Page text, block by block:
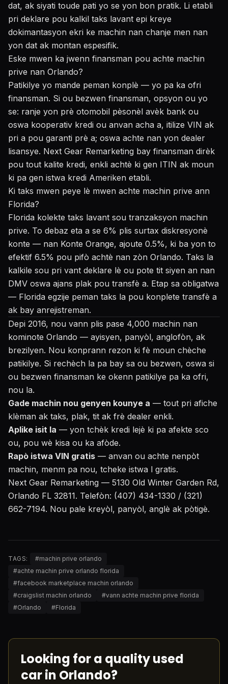
dat, ak siyati toude pati yo se yon bon pratik. Li etabli
pri deklare pou kalkil taks lavant epi kreye
dokimantasyon ekri ke machin nan chanje men nan
yon dat ak montan espesifik.
Eske mwen ka jwenn finansman pou achte machin
prive nan Orlando?
Patikilye yo mande peman konplè — yo pa ka ofri
finansman. Si ou bezwen finansman, opsyon ou yo
se: ranje yon prè otomobil pèsonèl avèk bank ou
oswa kooperativ kredi ou anvan acha a, itilize VIN ak
pri a pou garanti prè a; oswa achte nan yon dealer
lisansye. Next Gear Remarketing bay finansman dirèk
pou tout kalite kredi, enkli achtè ki gen ITIN ak moun
ki pa gen istwa kredi Ameriken etabli.
Ki taks mwen peye lè mwen achte machin prive ann
Florida?
Florida kolekte taks lavant sou tranzaksyon machin
prive. To debaz eta a se 6% plis surtax diskresyonè
konte — nan Konte Orange, ajoute 0.5%, ki ba yon to
efektif 6.5% pou pifò achtè nan zòn Orlando. Taks la
kalkile sou pri vant deklare lè ou pote tit siyen an nan
DMV oswa ajans plak pou transfè a. Etap sa obligatwa
— Florida egzije peman taks la pou konplete transfè a
ak bay anrejistreman.
Depi 2016, nou vann plis pase 4,000 machin nan
kominote Orlando — ayisyen, panyòl, anglofòn, ak
brezilyen. Nou konprann rezon ki fè moun chèche
patikilye. Si rechèch la pa bay sa ou bezwen, oswa si
ou bezwen finansman ke okenn patikilye pa ka ofri,
nou la.
Gade machin nou genyen kounye a — tout pri afiche
klèman ak taks, plak, tit ak frè dealer enkli.
Aplike isit la — yon tchèk kredi lejè ki pa afekte sco
ou, pou wè kisa ou ka afòde.
Rapò istwa VIN gratis — anvan ou achte nenpòt
machin, menm pa nou, tcheke istwa l gratis.
Next Gear Remarketing — 5130 Old Winter Garden Rd,
Orlando FL 32811. Telefòn: (407) 434-1330 / (321)
662-7194. Nou pale kreyòl, panyòl, anglè ak pòtigè.
TAGS: #machin prive orlando
#achte machin prive orlando florida
#facebook marketplace machin orlando
#craigslist machin orlando #vann achte machin prive florida
#Orlando #Florida
Looking for a quality used
car in Orlando?